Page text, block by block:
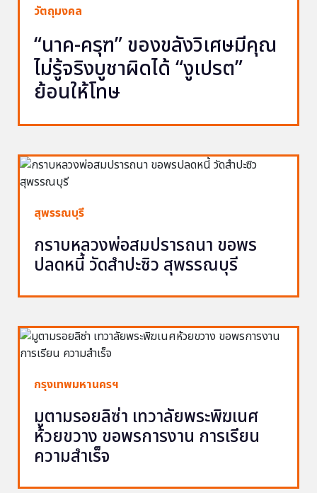
วัตถุมงคล
“นาค-ครุฑ” ของขลังวิเศษมีคุณ
ไม่รู้จริงบูชาผิดได้ “งูเปรต”
ย้อนให้โทษ
สุพรรณบุรี
กราบหลวงพ่อสมปรารถนา ขอพร
ปลดหนี้ วัดสำปะซิว สุพรรณบุรี
กรุงเทพมหานครฯ
มูตามรอยลิซ่า เทวาลัยพระพิฆเนศ
ห้วยขวาง ขอพรการงาน การเรียน
ความสำเร็จ